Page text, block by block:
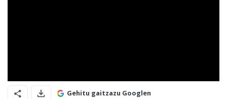
Gehitu gaitzazu Googlen